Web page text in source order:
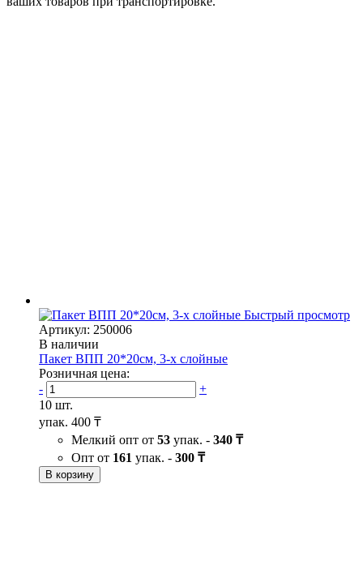
Быстрый просмотр
Артикул: 250006
В наличии
Пакет ВПП 20*20см, 3-х слойные
Розничная цена:
-
+
10 шт.
упак. 400 ₸
Мелкий опт от 53 упак. - 340 ₸
Опт от 161 упак. - 300 ₸
В корзину